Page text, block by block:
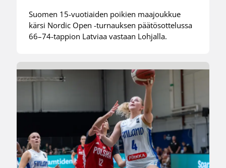
Suomen 15-vuotiaiden poikien maajoukkue
kärsi Nordic Open -turnauksen päätösottelussa
66–74-tappion Latviaa vastaan Lohjalla.